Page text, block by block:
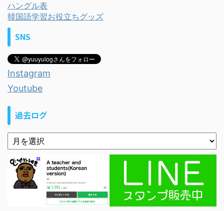
ハングル表
韓国語学習お役立ちグッズ
SNS
Instagram
Youtube
過去ログ